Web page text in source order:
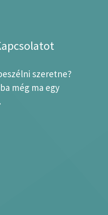
szeretne?
még ma egy